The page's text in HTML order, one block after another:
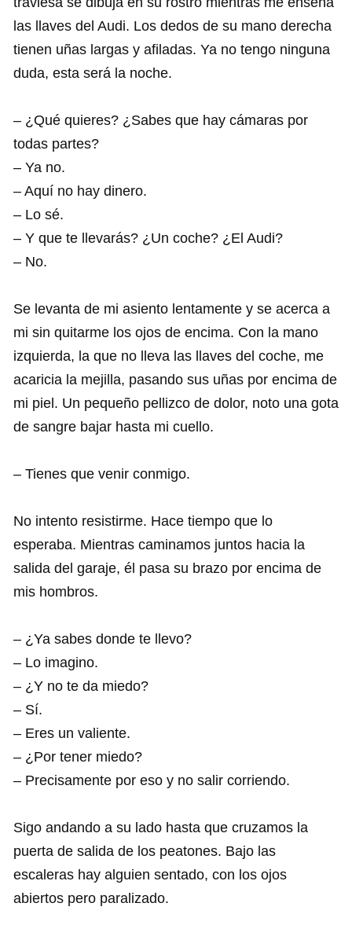
las llaves del Audi. Los dedos de su mano derecha
tienen uñas largas y afiladas. Ya no tengo ninguna
duda, esta será la noche.
– ¿Qué quieres? ¿Sabes que hay cámaras por
todas partes?
– Ya no.
– Aquí no hay dinero.
– Lo sé.
– Y que te llevarás? ¿Un coche? ¿El Audi?
– No.
Se levanta de mi asiento lentamente y se acerca a
mi sin quitarme los ojos de encima. Con la mano
izquierda, la que no lleva las llaves del coche, me
acaricia la mejilla, pasando sus uñas por encima de
mi piel. Un pequeño pellizco de dolor, noto una gota
de sangre bajar hasta mi cuello.
– Tienes que venir conmigo.
No intento resistirme. Hace tiempo que lo
esperaba. Mientras caminamos juntos hacia la
salida del garaje, él pasa su brazo por encima de
mis hombros.
– ¿Ya sabes donde te llevo?
– Lo imagino.
– ¿Y no te da miedo?
– Sí.
– Eres un valiente.
– ¿Por tener miedo?
– Precisamente por eso y no salir corriendo.
Sigo andando a su lado hasta que cruzamos la
puerta de salida de los peatones. Bajo las
escaleras hay alguien sentado, con los ojos
abiertos pero paralizado.